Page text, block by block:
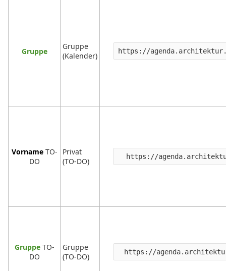
Gruppe
Gruppe
(Kalender)
https://
VornameTO-
DO
Privat
(TO-DO)
https://
GruppeTO-
DO
Gruppe
(TO-DO)
https://